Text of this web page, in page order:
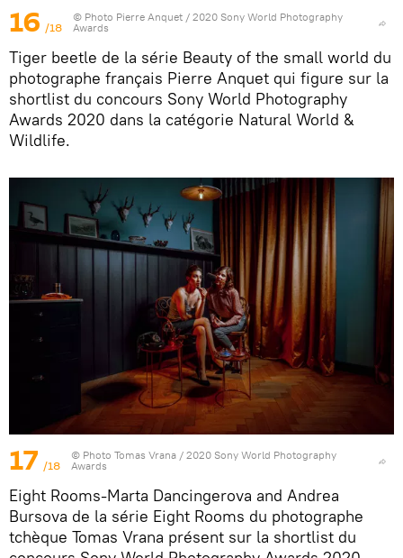
16 /18
© Photo Pierre Anquet / 2020 Sony World Photography
Awards
Tiger beetle de la série Beauty of the small world du
photographe français Pierre Anquet qui figure sur la
shortlist du concours Sony World Photography
Awards 2020 dans la catégorie Natural World &
Wildlife.
17 /18
© Photo Tomas Vrana / 2020 Sony World Photography
Awards
Eight Rooms-Marta Dancingerova and Andrea
Bursova de la série Eight Rooms du photographe
tchèque Tomas Vrana présent sur la shortlist du